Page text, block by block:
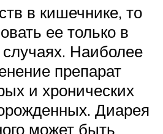
в кишечнике, то
ее только в
Наиболее
препарат
и хронических
Диарея
может быть